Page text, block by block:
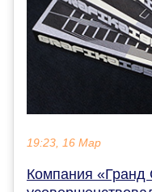
19:23, 16 Мар
Компания «Гранд